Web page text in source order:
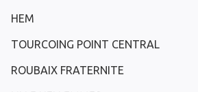
HEM
TOURCOING POINT CENTRAL
ROUBAIX FRATERNITE